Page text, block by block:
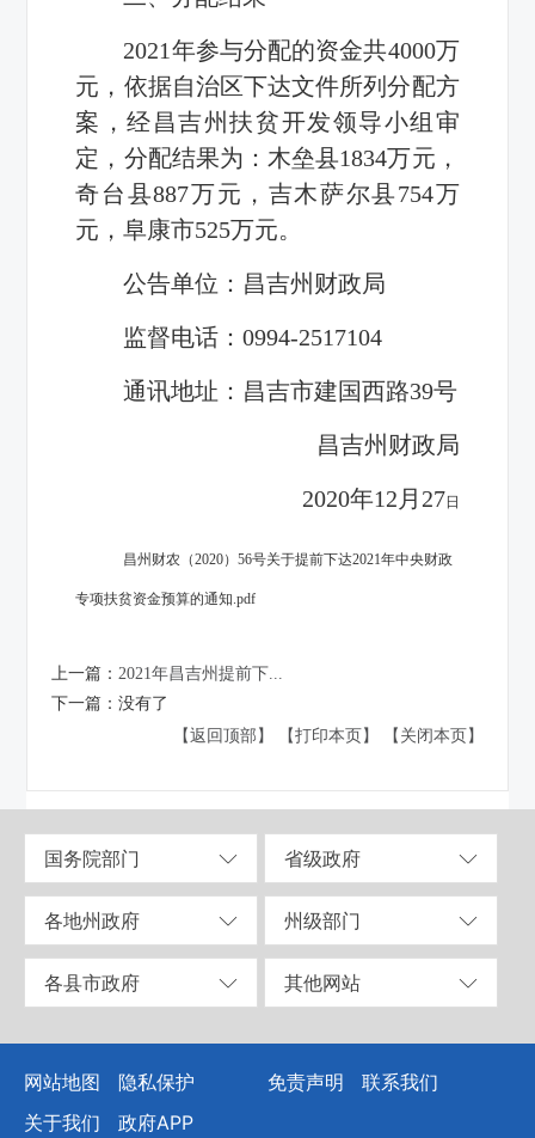
2021年参与分配的资金共4000万
元，依据自治区下达文件所列分配方
案，经昌吉州扶贫开发领导小组审
定，分配结果为：木垒县1834万元，
奇台县887万元，吉木萨尔县754万
元，阜康市525万元。
公告单位： 昌吉州财政局
监督电话：0994-2517104
通讯地址： 昌吉市建国西路39号
昌吉州财政局
2020年12 月27日
昌州财农（2020）56号关于提前下达2021年中央财政
专项扶贫资金预算的通知.pdf
上一篇： 2021年昌吉州提前下...
下一篇：没有了
【返回顶部】
【打印本页】 【关闭本页】
国务院部门 省级政府
各地州政府 州级部门
各县市政府 其他网站
网站地图 隐私保护 免责声明
联系我们
关于我们
政府APP